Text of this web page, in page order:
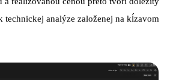
analýze založenej na kĺzavom